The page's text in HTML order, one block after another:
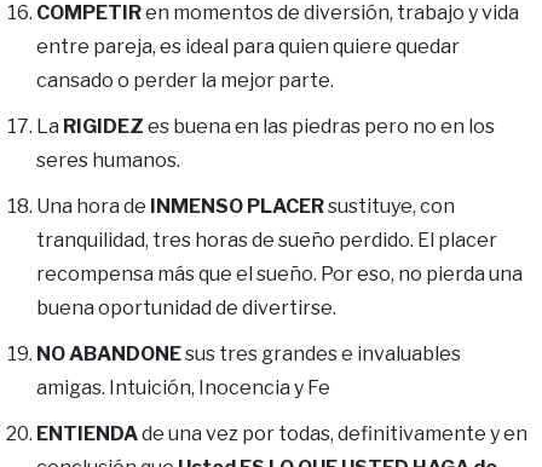
COMPETIRen momentos de diversión, trabajo y vida
entre pareja, es ideal para quien quiere quedar
cansado o perder la mejor parte.
La RIGIDEZ es buena en las piedras pero no en los
seres humanos.
Una hora de
INMENSO PLACERsustituye, con
tranquilidad, tres horas de sueño perdido. El placer
recompensa más que el sueño. Por eso, no pierda una
buena oportunidad de divertirse.
NO ABANDONEsus tres grandes e invaluables
amigas. Intuición, Inocencia y Fe
ENTIENDAde una vez por todas, definitivamente y en